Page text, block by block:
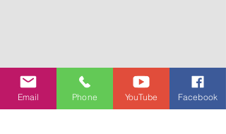
Email Phone YouTube Facebook